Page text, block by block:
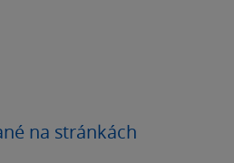
na stránkách